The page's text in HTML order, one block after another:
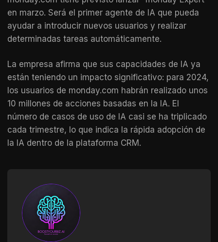
en marzo. Será el primer agente de IA que pueda
ayudar a introducir nuevos usuarios y realizar
determinadas tareas automáticamente.
La empresa afirma que sus capacidades de IA ya
están teniendo un impacto significativo: para 2024,
los usuarios de monday.com habrán realizado unos
10 millones de acciones basadas en la IA. El
número de casos de uso de IA casi se ha triplicado
cada trimestre, lo que indica la rápida adopción de
la IA dentro de la plataforma CRM.